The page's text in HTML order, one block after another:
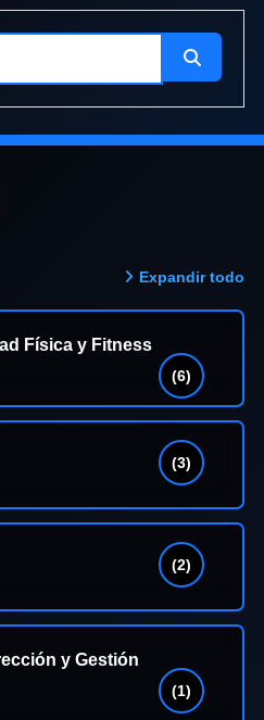
Expandir todo
Física y Fitness
(6)
(3)
(2)
y Gestión
(1)